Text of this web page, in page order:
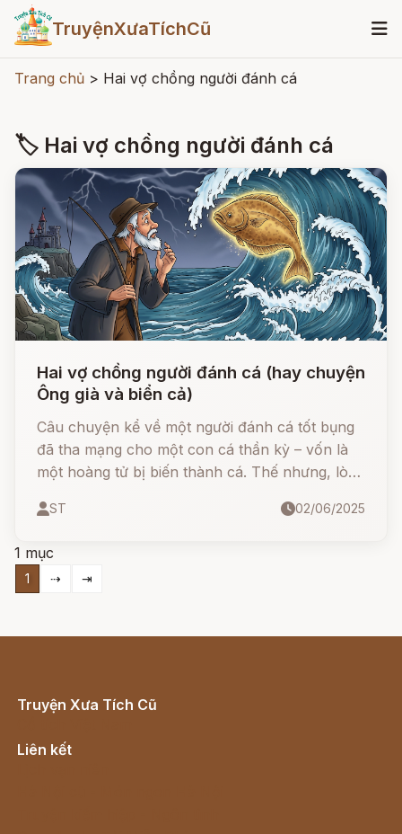
TruyệnXưaTíchCũ
Trang chủ > Hai vợ chồng người đánh cá
🏷 Hai vợ chồng người đánh cá
Hai vợ chồng người đánh cá (hay chuyện
Ông già và biển cả)
Câu chuyện kể về một người đánh cá tốt bụng
đã tha mạng cho một con cá thần kỳ – vốn là
một hoàng tử bị biến thành cá. Thế nhưng, lòng
kỳ diệu tan biến...
ST 02/06/2025
1 mục
1 ⇢ ⇥
Truyện Xưa Tích Cũ
Liên kết